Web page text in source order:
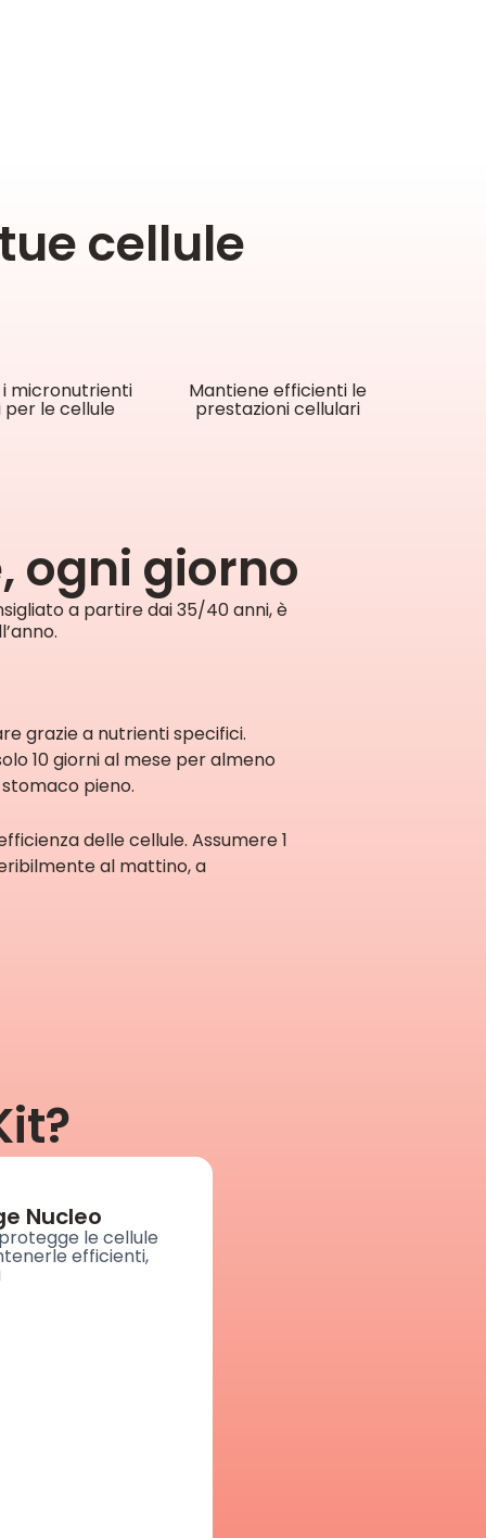
cellule
micronutrienti
per le cellule
Mantiene efficienti le
prestazioni cellulari
ogni giorno
a partire dai 35/40 anni, è
grazie a nutrienti specifici.
10 giorni al mese per almeno
pieno.
delle cellule. Assumere 1
al mattino, a
Nucleo
le cellule
efficienti,